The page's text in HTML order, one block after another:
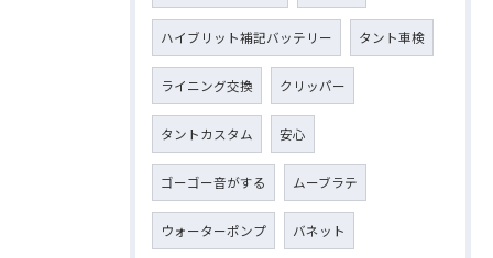
ハイブリット補記バッテリー タント車検
ライニング交換 クリッパー
タントカスタム 安心
ゴーゴー音がする ムーブラテ
ウォーターポンプ バネット